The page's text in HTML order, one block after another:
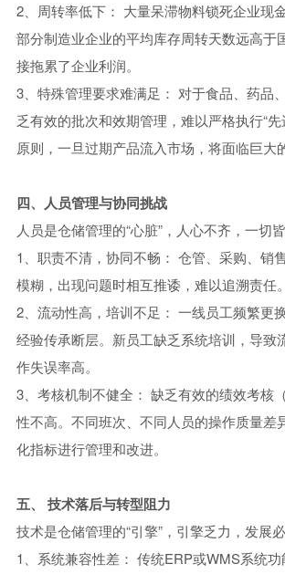
2、周转率低下： 大量呆滞物料锁死企业现
部分制造业企业的平均库存周转天数远高于
接拖累了企业利润。
3、特殊管理要求难满足： 对于食品、药品
乏有效的批次和效期管理，难以严格执行“先
原则，一旦过期产品流入市场，将面临巨大
四、人员管理与协同挑战
人员是仓储管理的“心脏”，人心不齐，一切皆
1、职责不清，协同不畅： 仓管、采购、销
模糊，出现问题时相互推诿，难以追溯责任。
2、流动性高，培训不足： 一线员工频繁更
经验传承断层。新员工缺乏系统培训，导致
作失误率高。
3、考核机制不健全： 缺乏有效的绩效考核
性不高。不同班次、不同人员的操作质量差
化指标进行管理和改进。
五、 技术落后与转型阻力
技术是仓储管理的“引擎”，引擎乏力，发展必
1、系统兼容性差： 传统ERP或WMS系统